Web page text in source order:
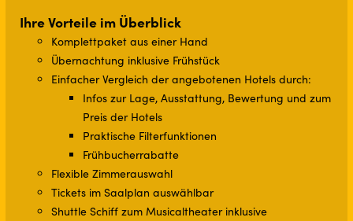
Ihre Vorteile im Überblick
Komplettpaket aus einer Hand
Übernachtung inklusive Frühstück
Einfacher Vergleich der angebotenen Hotels durch:
Infos zur Lage, Ausstattung, Bewertung und zum
Preis der Hotels
Praktische Filterfunktionen
Frühbucherrabatte
Flexible Zimmerauswahl
Tickets im Saalplan auswählbar
Shuttle Schiff zum Musicaltheater inklusive